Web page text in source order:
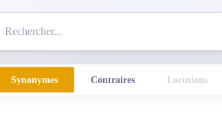
Synonymes Contraires Locutions